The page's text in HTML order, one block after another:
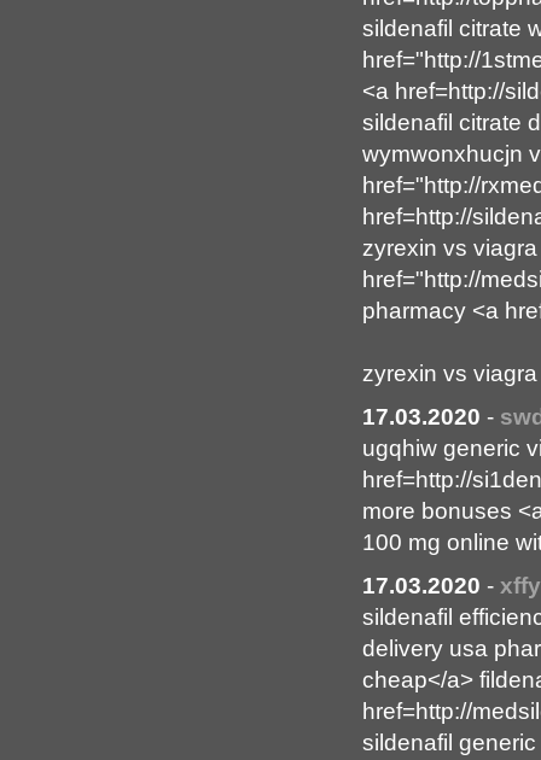
sildenafil citrate
href="http://
<a href=http://
sildenafil citrate
wymwonxhucjn
href="http://
href=http://
zyrexin vs
href="http://
pharmacy <a
zyrexin vs viagra
17.03.2020 -
ugqhiw generic
href=http://
more bonuses
100 mg online
17.03.2020 -
sildenafil
delivery usa
cheap</a>
href=http://
sildenafil